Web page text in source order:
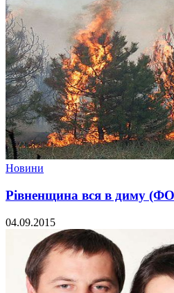
Новини
Рівненщина вся в диму
04.09.2015